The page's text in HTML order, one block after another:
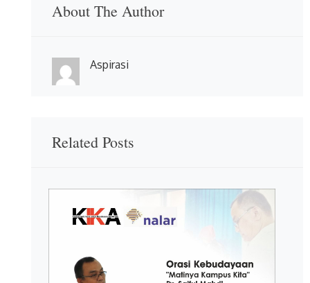
About The Author
Aspirasi
Related Posts